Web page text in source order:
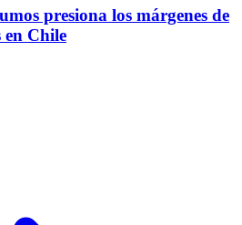
presiona los márgenes de
en Chile